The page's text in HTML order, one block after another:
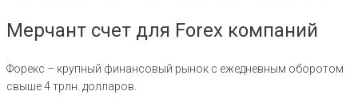
Мерчант счет для Forex компаний
Форекс – крупный финансовый рынок с ежедневным оборотом
свыше 4 трлн. долларов.